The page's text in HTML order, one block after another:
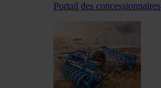
Portail des concessionnaires